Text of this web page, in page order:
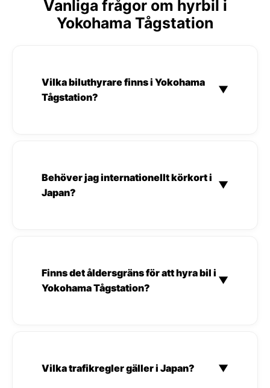
Vanliga frågor om hyrbil i
Yokohama Tågstation
Vilka biluthyrare finns i Yokohama
Tågstation?
▼
Behöver jag internationellt körkort i
Japan?
▼
Finns det åldersgräns för att hyra bil i
Yokohama Tågstation?
▼
Vilka trafikregler gäller i Japan? ▼